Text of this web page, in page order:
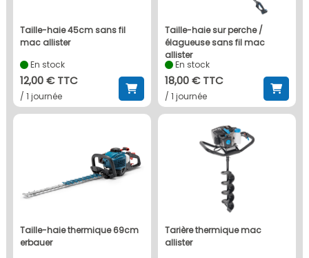
taille-haie 45cm sans fil
mac allister
En stock
12,00 € TTC
/ 1 journée
taille-haie sur perche /
élagueuse sans fil mac
allister
En stock
18,00 € TTC
/ 1 journée
taille-haie thermique 69cm
erbauer
tarière thermique mac
allister